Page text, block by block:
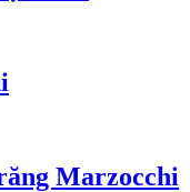
Marzocchi